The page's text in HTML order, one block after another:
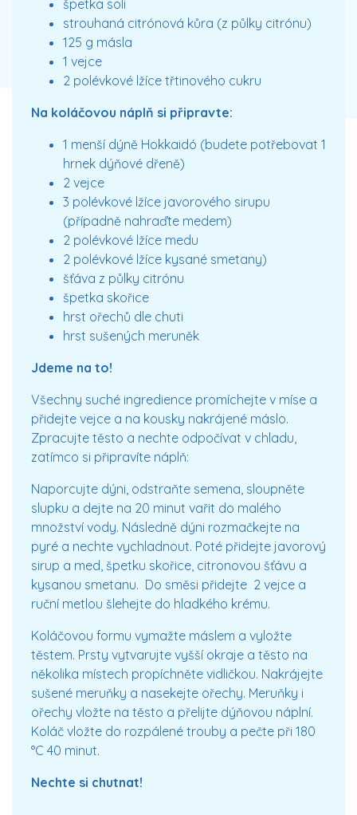
špetka soli
strouhaná citrónová kůra (z půlky citrónu)
125 g másla
1 vejce
2 polévkové lžíce třtinového cukru
Na koláčovou náplň si připravte:
1 menší dýně Hokkaidó (budete potřebovat 1
hrnek dýňové dřeně)
2 vejce
3 polévkové lžíce javorového sirupu
(případně nahraďte medem)
2 polévkové lžíce medu
2 polévkové lžíce kysané smetany)
šťáva z půlky citrónu
špetka skořice
hrst ořechů dle chuti
hrst sušených meruněk
Jdeme na to!
Všechny suché ingredience promíchejte v míse a
přidejte vejce a na kousky nakrájené máslo.
Zpracujte těsto a nechte odpočívat v chladu,
zatímco si připravíte náplň:
Naporcujte dýni, odstraňte semena, sloupněte
slupku a dejte na 20 minut vařit do malého
množství vody. Následně dýni rozmačkejte na
pyré a nechte vychladnout. Poté přidejte javorový
sirup a med, špetku skořice, citronovou šťávu a
kysanou smetanu. Do směsi přidejte 2 vejce a
ruční metlou šlehejte do hladkého krému.
Koláčovou formu vymažte máslem a vyložte
těstem. Prsty vytvarujte vyšší okraje a těsto na
několika místech propíchněte vidličkou. Nakrájejte
sušené meruňky a nasekejte ořechy. Meruňky i
ořechy vložte na těsto a přelijte dýňovou náplní.
Koláč vložte do rozpálené trouby a pečte při 180
°C 40 minut.
Nechte si chutnat!